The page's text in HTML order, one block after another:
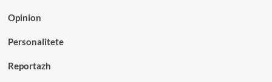
Opinion
Personalitete
Reportazh